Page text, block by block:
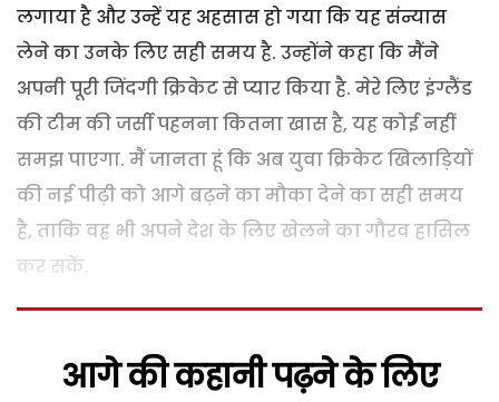
लगाया है और उन्हें यह अहसास हो गया कि यह संन्यास
लेने का उनके लिए सही समय है. उन्होंने कहा कि मैंने
अपनी पूरी जिंदगी क्रिकेट से प्यार किया है. मेरे लिए इंग्लैंड
की टीम की जर्सी पहनना कितना खास है, यह कोई नहीं
समझ पाएगा. मैं जानता हूं कि अब युवा क्रिकेट खिलाड़ियों
की नई पीढ़ी को आगे बढ़ने का मौका देने का सही समय
है, ताकि वह भी अपने देश के लिए खेलने का गौरव हासिल
कर सकें.
आगे की कहानी पढ़ने के लिए